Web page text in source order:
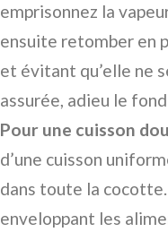
emprisonnez la
ensuite retomber en
et évitant qu’elle ne
assurée, adieu le
Pour une cuisson
d’une cuisson
dans toute la
enveloppant les